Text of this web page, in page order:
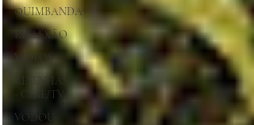
QUIMBANDA
REFLEXÃO
VÍDEOS
RESENHAS
- CINE/TV
VODOU